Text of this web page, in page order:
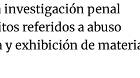
investigación penal
referidos a abuso
y exhibición de